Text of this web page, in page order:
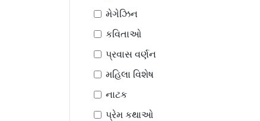
મેગેઝિન
કવિતાઓ
પ્રવાસ વર્ણન
મહિલા વિશેષ
નાટક
પ્રેમ કથાઓ